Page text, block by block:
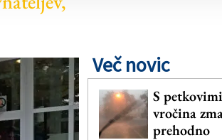
Več novic
S
vročina
prehodno